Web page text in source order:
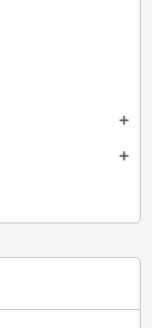
add
add